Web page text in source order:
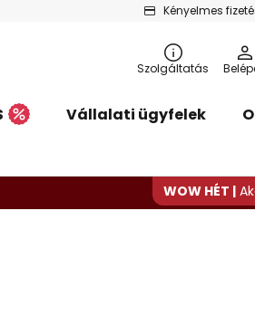
Kényelmes
Szolgáltatás
Vállalati ügyfelek
WOW HÉT |